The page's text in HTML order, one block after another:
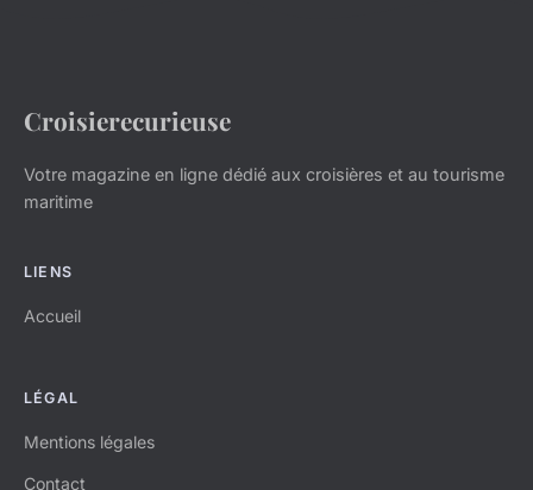
Croisierecurieuse
Votre magazine en ligne dédié aux croisières et au tourisme
maritime
LIENS
Accueil
LÉGAL
Mentions légales
Contact